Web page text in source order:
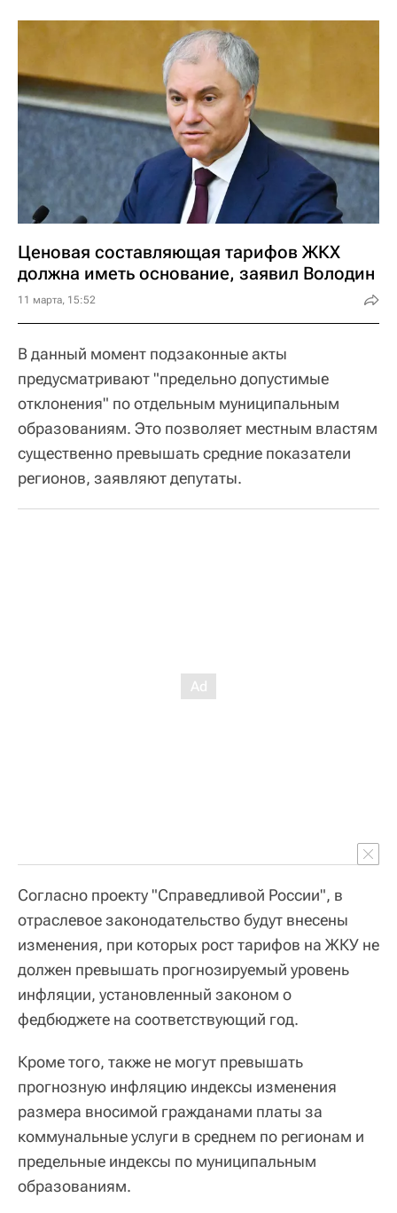
Ценовая составляющая тарифов ЖКХ
должна иметь основание, заявил Володин
11 марта, 15:52
В данный момент подзаконные акты
предусматривают "предельно допустимые
отклонения" по отдельным муниципальным
образованиям. Это позволяет местным властям
существенно превышать средние показатели
регионов, заявляют депутаты.
Согласно проекту "Справедливой России", в
отраслевое законодательство будут внесены
изменения, при которых рост тарифов на ЖКУ не
должен превышать прогнозируемый уровень
инфляции, установленный законом о
федбюджете на соответствующий год.
Кроме того, также не могут превышать
прогнозную инфляцию индексы изменения
размера вносимой гражданами платы за
коммунальные услуги в среднем по регионам и
предельные индексы по муниципальным
образованиям.